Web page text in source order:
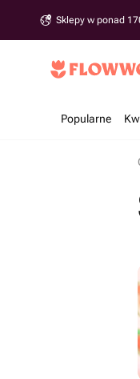
Sklepy w ponad
Popularne